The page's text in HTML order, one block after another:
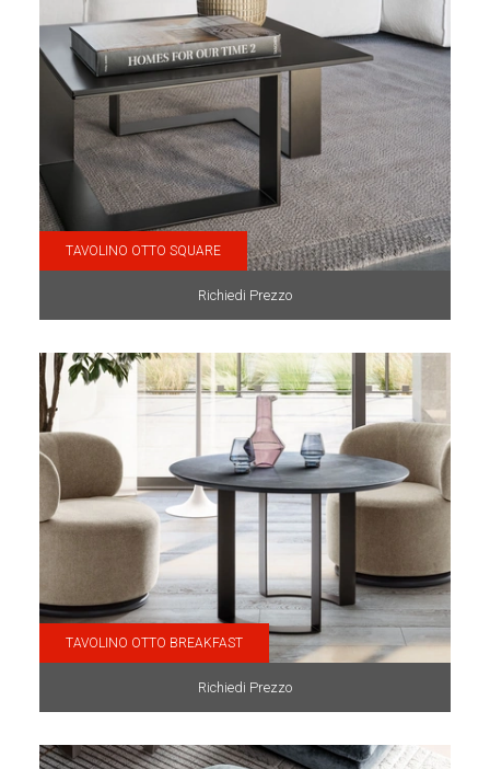
TAVOLINO OTTO SQUARE
Richiedi Prezzo
TAVOLINO OTTO BREAKFAST
Richiedi Prezzo